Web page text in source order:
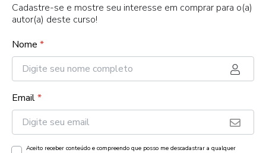
Cadastre-se e mostre seu interesse em comprar para o(a)
autor(a) deste curso!
Nome *
Email*
Aceito receber conteúdo e compreendo que posso me descadastrar a qualquer